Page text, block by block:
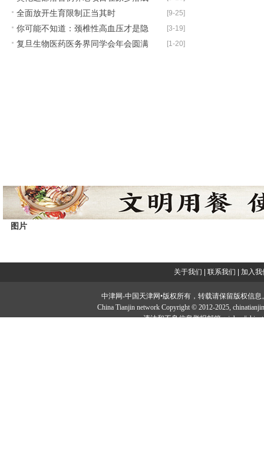
[9-25]
全面放开生育限制正当其时
[3-19]
你可能不知道：颈椎性高血压才是隐
形杀手 [1-20]
复旦生物医药医务界同学会年会圆满
图片
关于我们 联系我们 加入我
中津网-中国天津网•版权所有，转载请保留版权信息
China Tianjin network Copyright © 2012-2025,
违法和不良信息举报邮箱：